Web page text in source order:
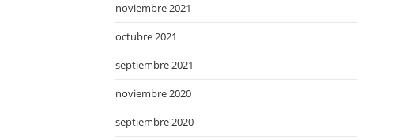
noviembre 2021
octubre 2021
septiembre 2021
noviembre 2020
septiembre 2020